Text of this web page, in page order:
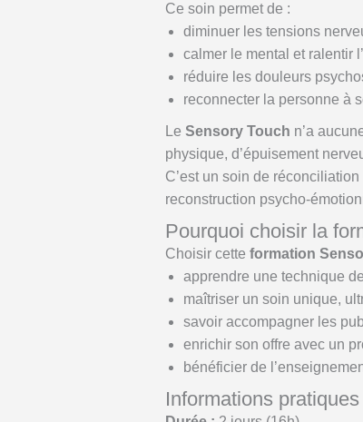
Ce soin permet de :
diminuer les tensions
calmer le mental et ralentir
réduire les douleurs
reconnecter la personne à
Le Sensory Touch n’a
physique, d’épuisement
C’est un soin de
reconstruction psycho-
Pourquoi choisir la
Choisir cette formation
apprendre une technique
maîtriser un soin unique,
savoir accompagner les
enrichir son offre avec un
bénéficier de
Informations pratiques